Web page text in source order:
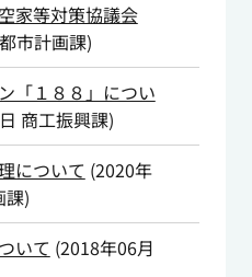
家等対策協議会
都市計画課)
「１８８」につい
商工振興課)
について (2020年
課)
いて (2018年06月